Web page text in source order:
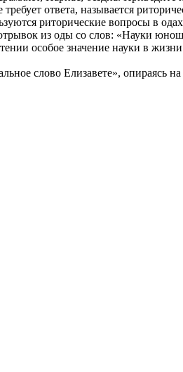
ответа, называется
риторические вопросы в
из оды со слов: «Науки
особое значение науки в
слово Елизавете», опираясь